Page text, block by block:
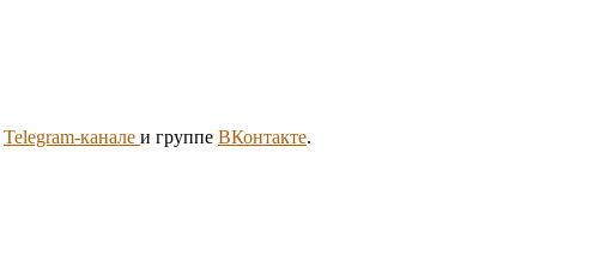
Telegram-канале и группе ВКонтакте.